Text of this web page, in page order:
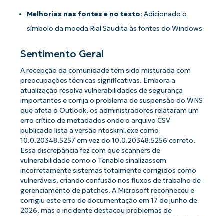
Melhorias nas fontes e no texto: Adicionado o
símbolo da moeda Rial Saudita às fontes do Windows
Sentimento Geral
A recepção da comunidade tem sido misturada com
preocupações técnicas significativas. Embora a
atualização resolva vulnerabilidades de segurança
importantes e corrija o problema de suspensão do WNS
que afeta o Outlook, os administradores relataram um
erro crítico de metadados onde o arquivo CSV
publicado lista a versão ntoskrnl.exe como
10.0.20348.5257 em vez do 10.0.20348.5256 correto.
Essa discrepância fez com que scanners de
vulnerabilidade como o Tenable sinalizassem
incorretamente sistemas totalmente corrigidos como
vulneráveis, criando confusão nos fluxos de trabalho de
gerenciamento de patches. A Microsoft reconheceu e
corrigiu este erro de documentação em 17 de junho de
2026, mas o incidente destacou problemas de